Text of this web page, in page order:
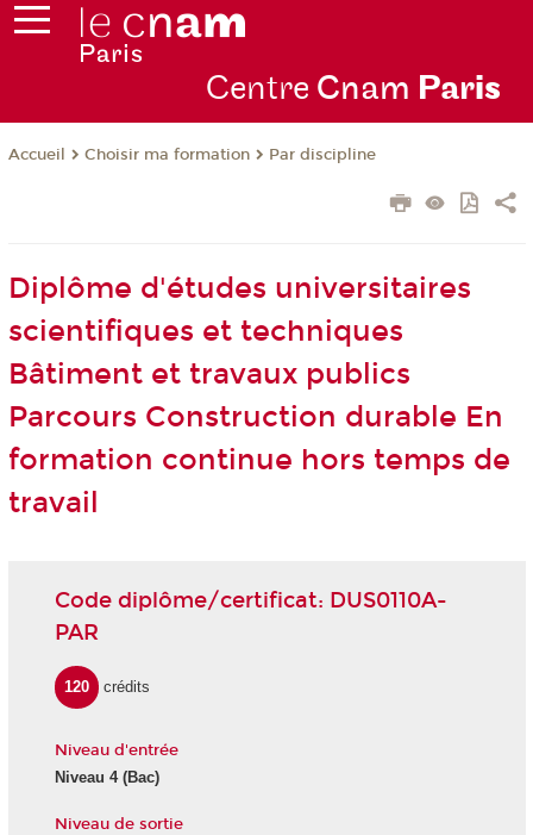
Centre Cnam Paris
Accueil Choisir ma formation Par discipline
Diplôme d'études universitaires
scientifiques et techniques
Bâtiment et travaux publics
Parcours Construction durable En
formation continue hors temps de
travail
Code diplôme/certificat: DUS0110A-
PAR
120 crédits
Niveau d'entrée
Niveau 4(Bac)
Niveau de sortie